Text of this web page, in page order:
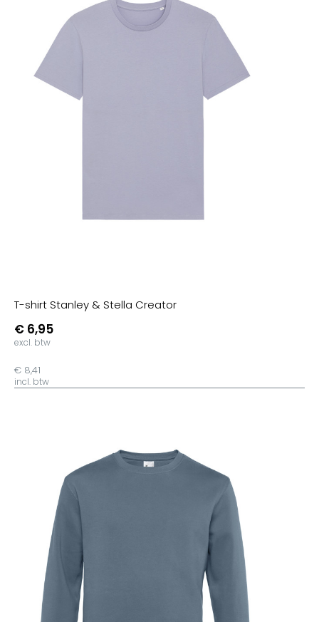
T-shirt Stanley & Stella Creator
€ 6,95
excl. btw
€ 8,41
incl. btw